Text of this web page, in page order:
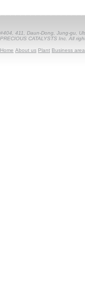
#404, 411, Daun-Dong, Jung-gu,
PRECIOUS CATALYSTS Inc. All
Home About us Plant Business area